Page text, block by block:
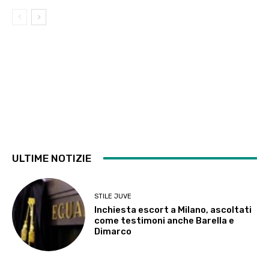
ULTIME NOTIZIE
STILE JUVE
Inchiesta escort a Milano, ascoltati
come testimoni anche Barella e
Dimarco